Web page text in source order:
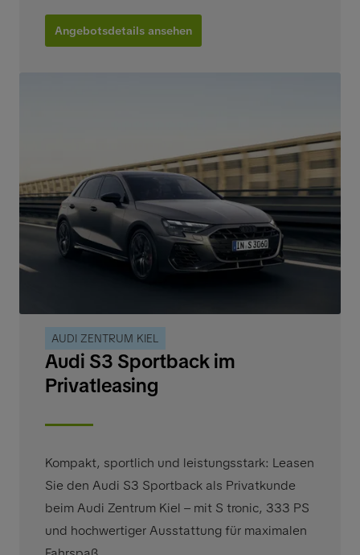
Angebotsdetails ansehen
AUDI ZENTRUM KIEL
Audi S3 Sportback im
Privatleasing
Kompakt, sportlich und leistungsstark: Leasen
Sie den Audi S3 Sportback als Privatkunde
beim Audi Zentrum Kiel – mit S tronic, 333 PS
und hochwertiger Ausstattung für maximalen